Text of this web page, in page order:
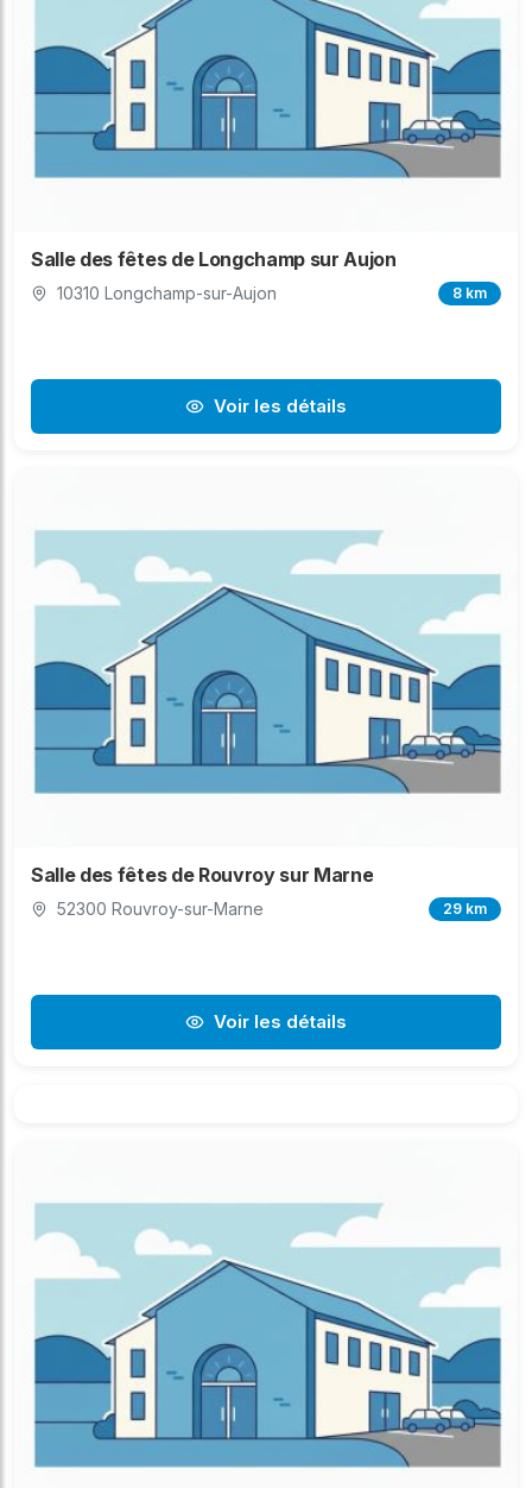
Salle des fêtes de Longchamp sur Aujon
10310 Longchamp-sur-Aujon 8 km
Voir les détails
Salle des fêtes de Rouvroy sur Marne
52300 Rouvroy-sur-Marne 29 km
Voir les détails